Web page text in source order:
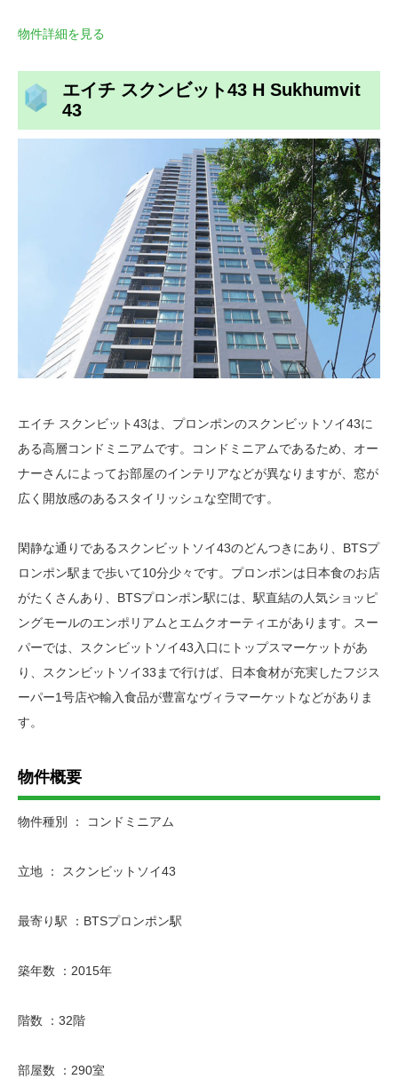
物件詳細を見る
エイチ スクンビット43 H Sukhumvit
43
エイチ スクンビット43は、プロンポンのスクンビットソイ43に
ある高層コンドミニアムです。コンドミニアムであるため、オー
ナーさんによってお部屋のインテリアなどが異なりますが、窓が
広く開放感のあるスタイリッシュな空間です。
閑静な通りであるスクンビットソイ43のどんつきにあり、BTSプ
ロンポン駅まで歩いて10分少々です。プロンポンは日本食のお店
がたくさんあり、BTSプロンポン駅には、駅直結の人気ショッピ
ングモールのエンポリアムとエムクオーティエがあります。スー
パーでは、スクンビットソイ43入口にトップスマーケットがあ
り、スクンビットソイ33まで行けば、日本食材が充実したフジス
ーパー1号店や輸入食品が豊富なヴィラマーケットなどがありま
す。
物件概要
物件種別 ： コンドミニアム
立地 ： スクンビットソイ43
最寄り駅 ：BTSプロンポン駅
築年数 ：2015年
階数 ：32階
部屋数 ：290室